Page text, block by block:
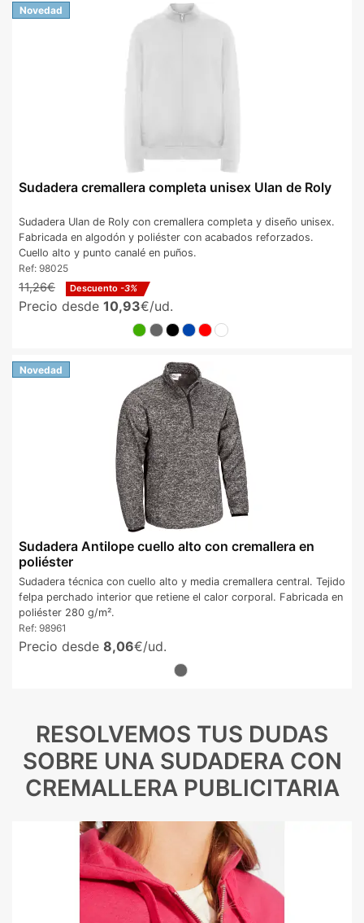
Novedad
Sudadera cremallera completa unisex Ulan de Roly
Sudadera Ulan de Roly con cremallera completa y diseño unisex.
Fabricada en algodón y poliéster con acabados reforzados.
Cuello alto y punto canalé en puños.
Ref: 98025
11,26€ Descuento -3%
Precio desde 10,93€/ud.
Novedad
Sudadera Antilope cuello alto con cremallera en
poliéster
Sudadera técnica con cuello alto y media cremallera central. Tejido
felpa perchado interior que retiene el calor corporal. Fabricada en
poliéster 280 g/m².
Ref: 98961
Precio desde 8,06€/ud.
RESOLVEMOS TUS DUDAS
SOBRE UNA SUDADERA CON
CREMALLERA PUBLICITARIA